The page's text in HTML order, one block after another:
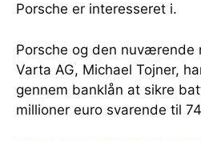
Porsche er interesseret i.
Porsche og den
Varta AG, Michael Tojner,
gennem banklån at sikre
millioner euro svarende til